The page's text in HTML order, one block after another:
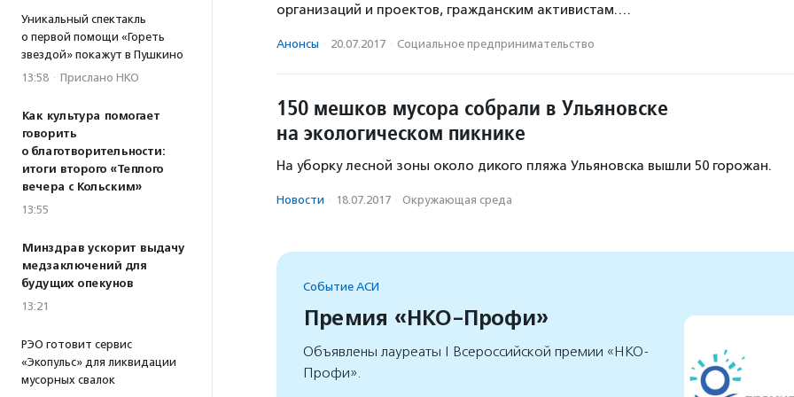
Уникальный спектакль
о первой помощи «Гореть
звездой» покажут в Пушкино
13:58 · Прислано НКО
Как культура помогает
говорить
о благотворительности:
итоги второго «Теплого
вечера с Кольским»
13:55
Минздрав ускорит выдачу
медзаключений для
будущих опекунов
13:21
РЭО готовит сервис
«Экопульс» для ликвидации
мусорных свалок
организаций и проектов, гражданским активистам.…
Анонсы · 20.07.2017 · Социальное предпри­нима­тель­ство
150 мешков мусора собрали в Ульяновске
на экологическом пикнике
На уборку лесной зоны около дикого пляжа Ульяновска вышли 50 горожан.
Новости · 18.07.2017 · Окружающая среда
Событие АСИ
Премия «НКО-Профи»
Объявлены лауреаты I Всероссийской премии «НКО-
Профи».